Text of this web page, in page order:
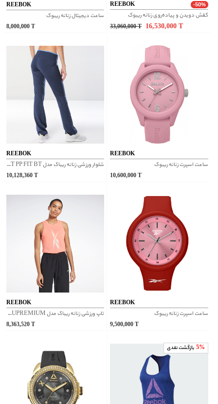
REEBOK
ساعت دیجیتال زنانه ریبوک
8,000,000
REEBOK -50%
کفش دویدن و پیاده‌روی زنانه ریبوک
33,060,000 T 16,530,000
REEBOK
شلوار ورزشی زنانه ریباک مدل WORKOUT PP FIT BT کد BK6480
10,128,360
REEBOK
ساعت اسپرت زنانه ریبوک
10,600,000
REEBOK
تاپ ورزشی زنانه ریباک مدل SUPREMIUM کد GI6863
8,363,520
REEBOK
ساعت اسپرت زنانه ریبوک
9,500,000
5% بازگشت نقدی